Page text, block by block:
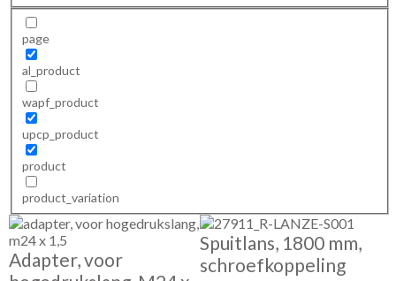
page
al_product
wapf_product
upcp_product
product
product_variation
Adapter, voor
Spuitlans, 1800 mm,
schroefkoppeling